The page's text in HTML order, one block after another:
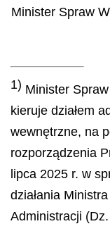
Minister Spraw
1) Minister
kieruje działem
wewnętrzne, na
rozporządzenia
lipca 2025 r. w
działania
Administracji